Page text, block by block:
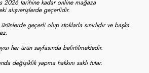
2026 tarihine kadar online mağaza
alışverişlerde geçerlidir.
geçerli olup stoklarla sınırlıdır ve başka
her ürün sayfasında belirtilmektedir.
değişiklik yapma hakkını saklı tutar.